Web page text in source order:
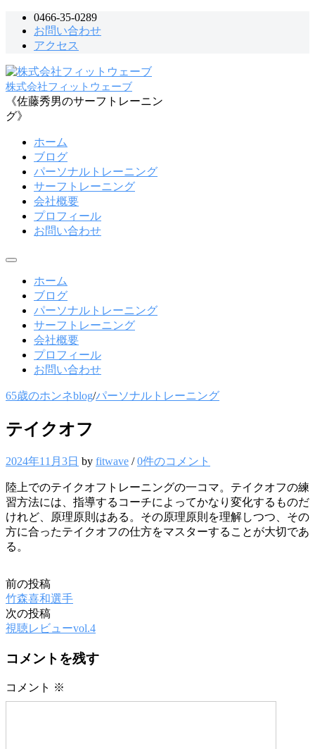
ツ
へ
ス
キ
0466-35-0289
お問い合わせ
アクセス
株式会社フィットウェーブ
《佐藤秀男のサーフトレーニン
グ》
ホーム
ブログ
パーソナルトレーニング
サーフトレーニング
会社概要
プロフィール
お問い合わせ
メ
ホーム
ブログ
パーソナルトレーニング
サーフトレーニング
会社概要
プロフィール
お問い合わせ
65歳のホンネblog/パーソナルトレーニング
テイクオフ
2024年11月3日 by fitwave /0件のコメント
陸上でのテイクオフトレーニングの一コマ。テイクオフの練
習方法には、指導するコーチによってかなり変化するものだ
けれど、原理原則はある。その原理原則を理解しつつ、その
方に合ったテイクオフの仕方をマスターすることが大切であ
る。
投
稿
ナ
ビ
ー
前の投稿
竹森喜和選手
次の投稿
視聴レビューvol.4
コメントを残す
コメント ※